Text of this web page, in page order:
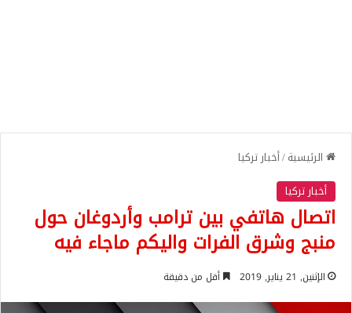
الرئيسية/أخبار تركيا
أخبار تركيا
اتصال هاتفي بين ترامب وأردوغان حول
منبج وشرق الفرات واليكم ماجاء فيه
الإثنين, 21 يناير, 2019 أقل من دقيقة